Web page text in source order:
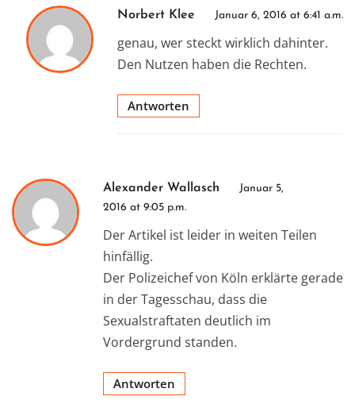
Norbert Klee Januar 6, 2016 at 6:41 a.m.
genau, wer steckt wirklich dahinter.
Den Nutzen haben die Rechten.
Antworten
Alexander Wallasch
Januar 5,
2016 at 9:05 p.m.
Der Artikel ist leider in weiten Teilen
hinfällig.
Der Polizeichef von Köln erklärte gerade
in der Tagesschau, dass die
Sexualstraftaten deutlich im
Vordergrund standen.
Antworten